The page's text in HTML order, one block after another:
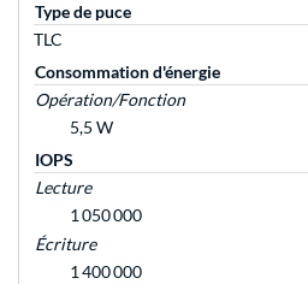
Type de puce
TLC
Consommation d'énergie
Opération/Fonction
5,5 W
IOPS
Lecture
1 050 000
Écriture
1 400 000